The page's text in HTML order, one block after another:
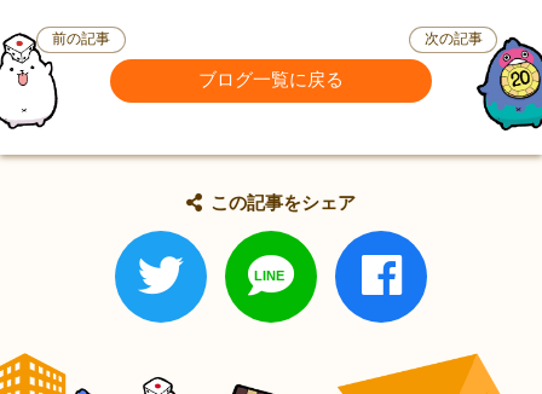
前の記事
ブログ一覧に戻る
次の記事
この記事をシェア